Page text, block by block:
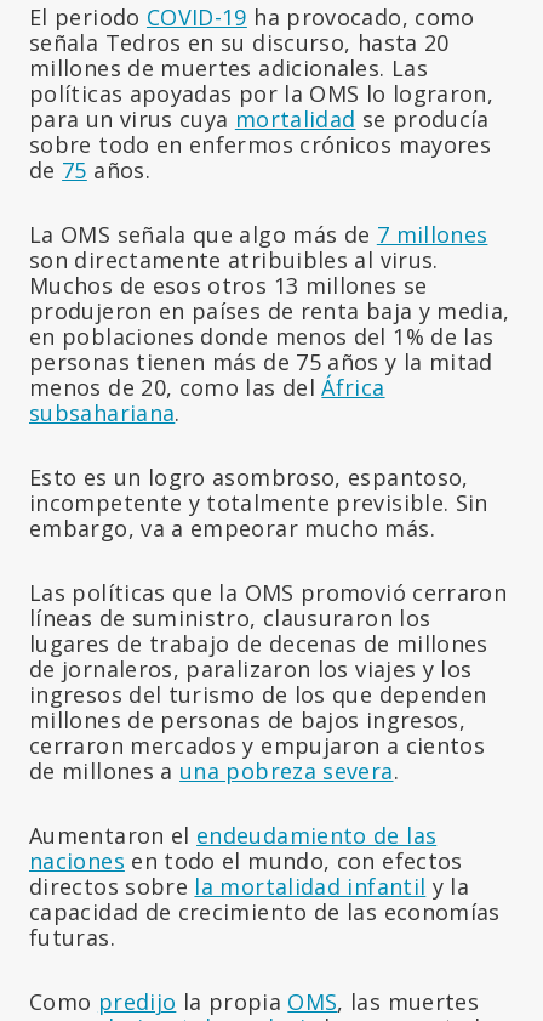
El periodo COVID-19 ha provocado, como
señala Tedros en su discurso, hasta 20
millones de muertes adicionales. Las
políticas apoyadas por la OMS lo lograron,
para un virus cuya mortalidad se producía
sobre todo en enfermos crónicos mayores
de 75 años.
La OMS señala que algo más de 7 millones
son directamente atribuibles al virus.
Muchos de esos otros 13 millones se
produjeron en países de renta baja y media,
en poblaciones donde menos del 1% de las
personas tienen más de 75 años y la mitad
menos de 20, como las delÁfrica
subsahariana.
Esto es un logro asombroso, espantoso,
incompetente y totalmente previsible. Sin
embargo, va a empeorar mucho más.
Las políticas que la OMS promovió cerraron
líneas de suministro, clausuraron los
lugares de trabajo de decenas de millones
de jornaleros, paralizaron los viajes y los
ingresos del turismo de los que dependen
millones de personas de bajos ingresos,
cerraron mercados y empujaron a cientos
de millones a una pobreza severa.
Aumentaron el endeudamiento de las
naciones en todo el mundo, con efectos
directos sobre la mortalidad infantil y la
capacidad de crecimiento de las economías
futuras.
Como predijo la propia OMS, las muertes